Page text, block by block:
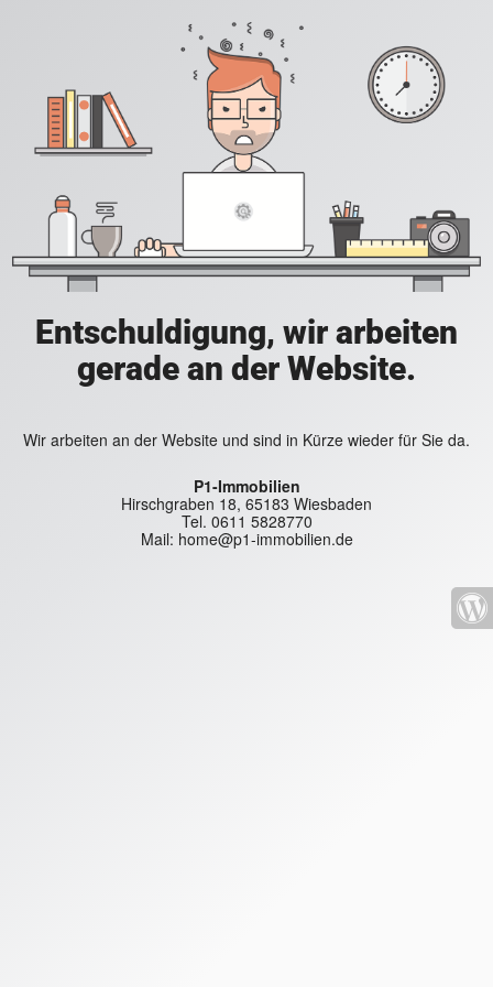
Entschuldigung, wir arbeiten
gerade an der Website.
Wir arbeiten an der Website und sind in Kürze wieder für Sie da.
P1-Immobilien
Hirschgraben 18, 65183 Wiesbaden
Tel. 0611 5828770
Mail: home@p1-immobilien.de